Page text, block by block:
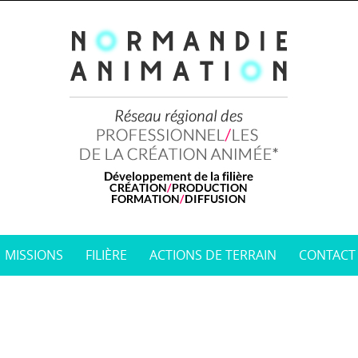
MISSIONS FILIÈRE ACTIONS DE TERRAIN CONTACT